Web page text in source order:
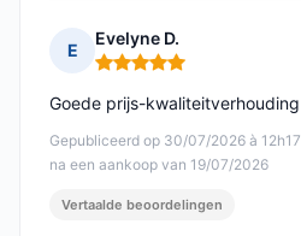
E
Evelyne D.
Opmerking: 5 van 5
Gepubliceerd op 30/07/2026 à 12h17
na een aankoop van 19/07/2026
Goede prijs-kwaliteitverhouding
Vertaalde beoordelingen